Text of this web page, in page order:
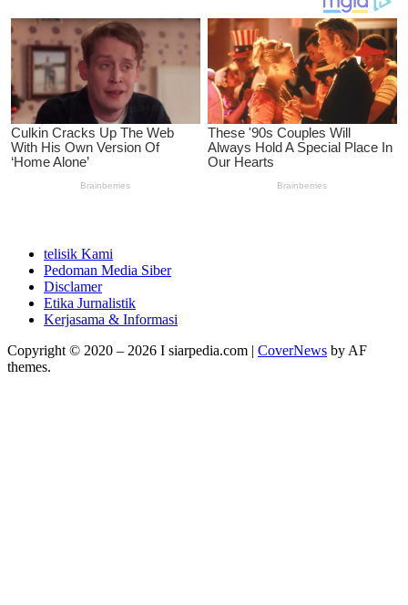
telisik Kami
Pedoman Media Siber
Disclamer
Etika Jurnalistik
Kerjasama & Informasi
Copyright © 2020 – 2026 I siarpedia.com | CoverNews by AF
themes.